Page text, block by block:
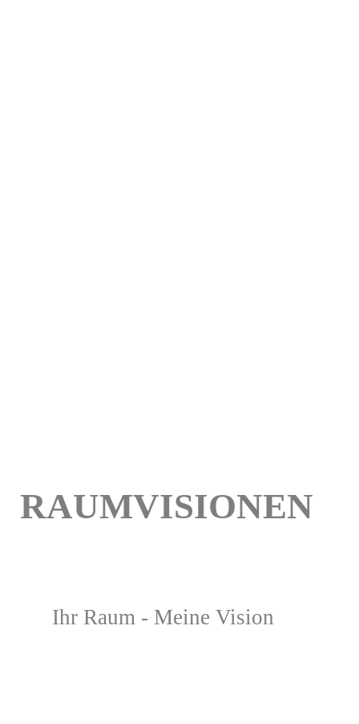
RAUMVISIONEN
Ihr Raum - Meine Vision